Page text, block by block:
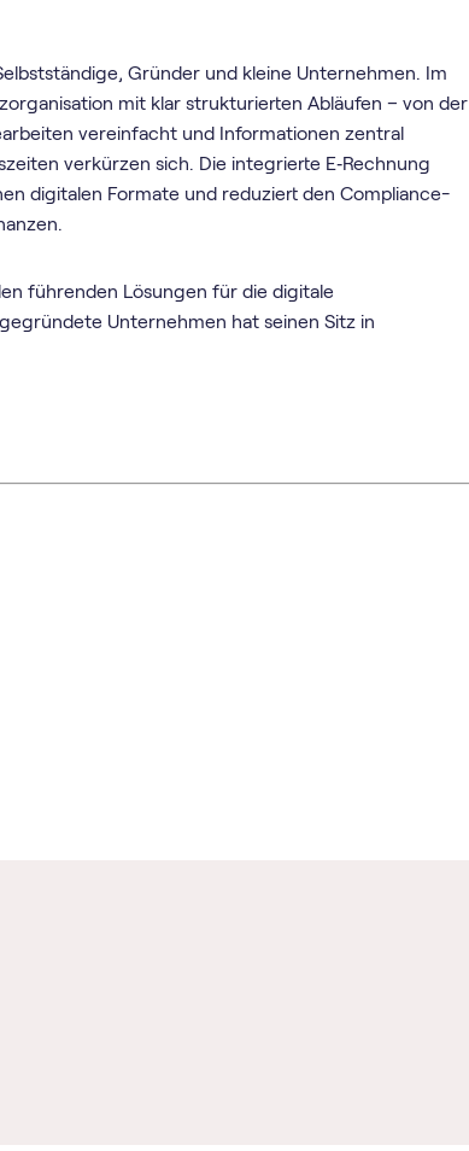
Gründer und kleine Unternehmen. Im
mit klar strukturierten Abläufen – von der
vereinfacht und Informationen zentral
verkürzen sich. Die integrierte E‑Rechnung
digitalen Formate und reduziert den Compliance-
führenden Lösungen für die digitale
Unternehmen hat seinen Sitz in